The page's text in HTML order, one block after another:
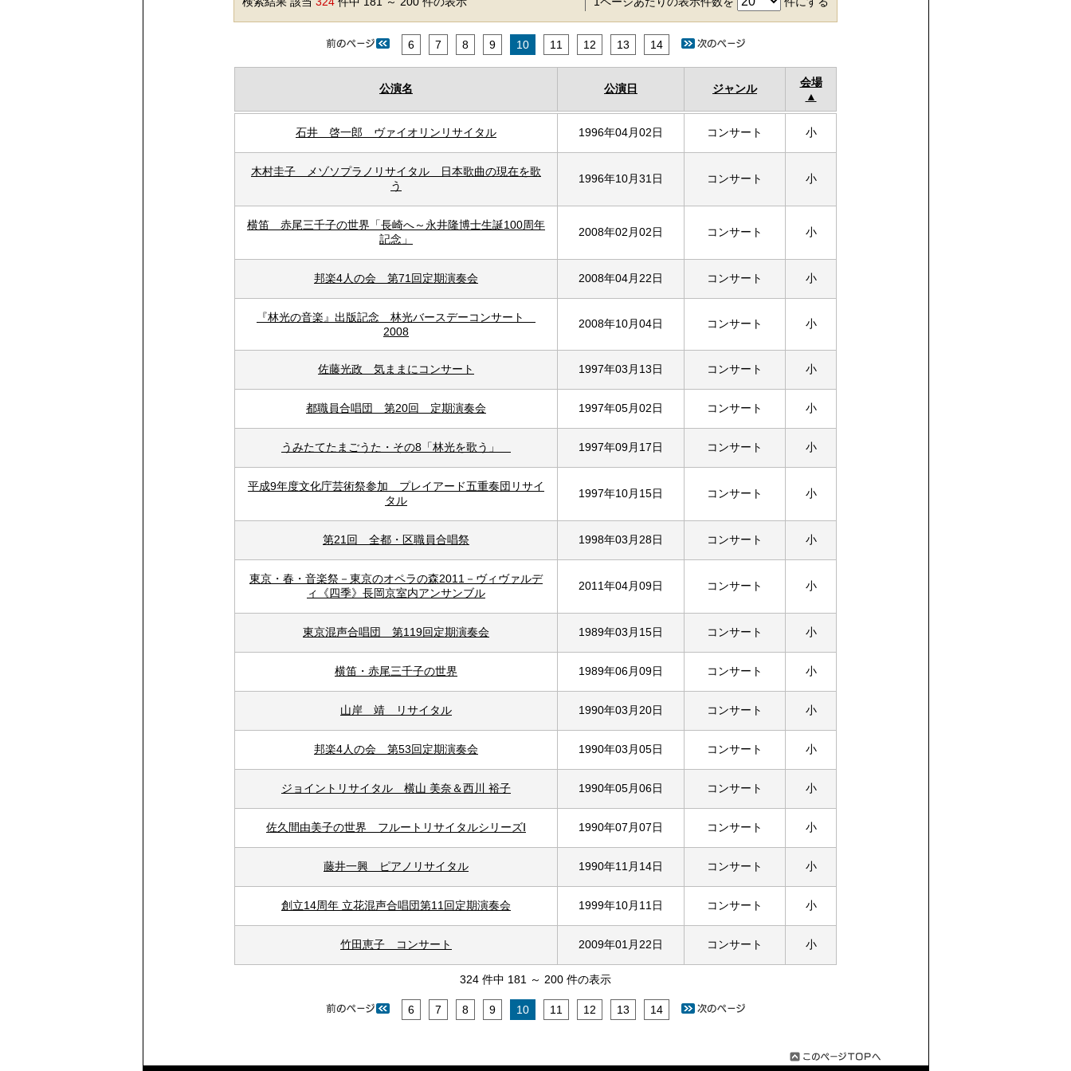
6 7 8 9 10 11 12 13 14
公演名 公演日 ジャンル 会場
石井 啓一郎 ヴァイオリンリサイタル 1996年04月02日 コンサート 小
木村圭子 メゾソプラノリサイタル 日本歌曲の現在を歌
う
1996年10月31日 コンサート 小
横笛 赤尾三千子の世界「長崎へ～永井隆博士生誕100周年
記念」
2008年02月02日 コンサート 小
邦楽4人の会 第71回定期演奏会 2008年04月22日 コンサート 小
『林光の音楽』出版記念 林光バースデーコンサート
2008
2008年10月04日 コンサート 小
佐藤光政 気ままにコンサート 1997年03月13日 コンサート 小
都職員合唱団 第20回 定期演奏会 1997年05月02日 コンサート 小
うみたてたまごうた・その8「林光を歌う」 1997年09月17日 コンサート 小
平成9年度文化庁芸術祭参加 プレイアード五重奏団リサイ
タル
1997年10月15日 コンサート 小
第21回 全都・区職員合唱祭 1998年03月28日 コンサート 小
東京・春・音楽祭－東京のオペラの森2011－ヴィヴァルデ
ィ《四季》長岡京室内アンサンブル
2011年04月09日 コンサート 小
東京混声合唱団 第119回定期演奏会 1989年03月15日 コンサート 小
横笛・赤尾三千子の世界 1989年06月09日 コンサート 小
山岸 靖 リサイタル 1990年03月20日 コンサート 小
邦楽4人の会 第53回定期演奏会 1990年03月05日 コンサート 小
ジョイントリサイタル 横山 美奈＆西川 裕子 1990年05月06日 コンサート 小
佐久間由美子の世界 フルートリサイタルシリーズⅠ 1990年07月07日 コンサート 小
藤井一興 ピアノリサイタル 1990年11月14日 コンサート 小
創立14周年 立花混声合唱団第11回定期演奏会 1999年10月11日 コンサート 小
竹田恵子 コンサート 2009年01月22日 コンサート 小
324 件中 181 ～ 200 件の表示
6 7 8 9 10 11 12 13 14